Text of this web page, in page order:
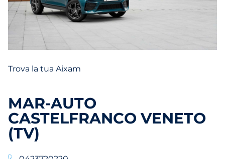
Trova la tua Aixam
MAR-AUTO
CASTELFRANCO VENETO
(TV)